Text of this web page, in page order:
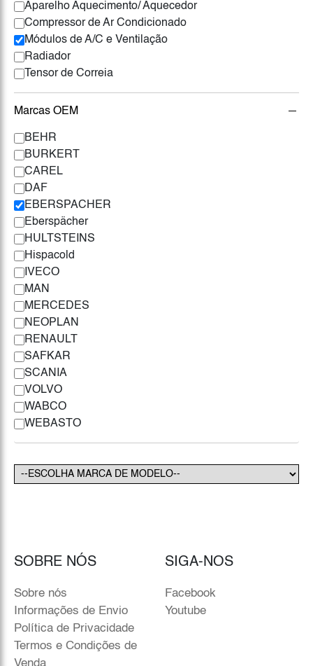
Aparelho Aquecimento/ Aquecedor
Compressor de Ar Condicionado
Módulos de A/C e Ventilação
Radiador
Tensor de Correia
Marcas OEM
BEHR
BURKERT
CAREL
DAF
EBERSPACHER
Eberspächer
HULTSTEINS
Hispacold
IVECO
MAN
MERCEDES
NEOPLAN
RENAULT
SAFKAR
SCANIA
VOLVO
WABCO
WEBASTO
SOBRE NÓS
Sobre nós
Informações de Envio
Política de Privacidade
Termos e Condições de
Venda
SIGA-NOS
Facebook
Youtube